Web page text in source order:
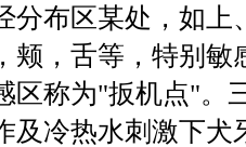
布区某处，如上
颊，舌等，特别敏
区称为"扳机点"。
及冷热水刺激下犬